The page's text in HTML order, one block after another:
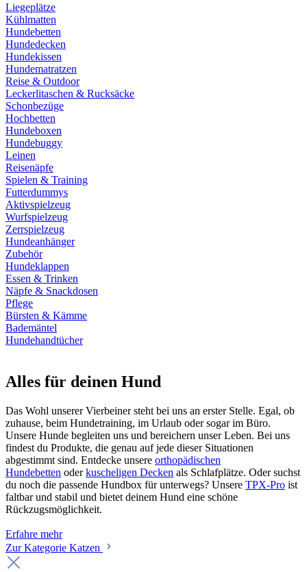
Liegeplätze
Kühlmatten
Hundebetten
Hundedecken
Hundekissen
Hundematratzen
Reise & Outdoor
Leckerlitaschen & Rucksäcke
Schonbezüge
Hochbetten
Hundeboxen
Hundebuggy
Leinen
Reisenäpfe
Spielen & Training
Futterdummys
Aktivspielzeug
Wurfspielzeug
Zerrspielzeug
Hundeanhänger
Zubehör
Hundeklappen
Essen & Trinken
Näpfe & Snackdosen
Pflege
Bürsten & Kämme
Bademäntel
Hundehandtücher
Alles für deinen Hund
Das Wohl unserer Vierbeiner steht bei uns an erster Stelle. Egal, ob
zuhause, beim Hundetraining, im Urlaub oder sogar im Büro.
Unsere Hunde begleiten uns und bereichern unser Leben. Bei uns
findest du Produkte, die genau auf jede dieser Situationen
abgestimmt sind. Entdecke unsere orthopädischen
Hundebetten oderkuscheligen Decken als Schlafplätze. Oder suchst
du noch die passende Hundbox für unterwegs? Unsere TPX-Pro ist
faltbar und stabil und bietet deinem Hund eine schöne
Rückzugsmöglichkeit.
Erfahre mehr
Zur Kategorie Katzen